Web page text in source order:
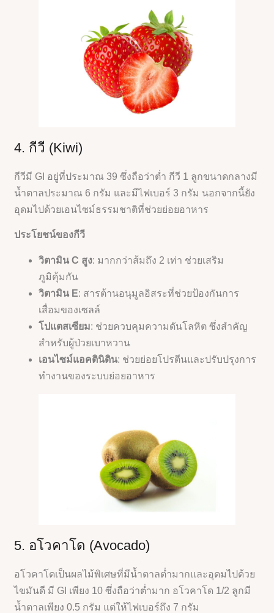
4. กีวี (Kiwi)
กีวีมี GI อยู่ที่ประมาณ 39 ซึ่งถือว่าต่ำ กีวี 1 ลูกขนาดกลางมี
น้ำตาลประมาณ 6 กรัม และมีไฟเบอร์ 3 กรัม นอกจากนี้ยัง
อุดมไปด้วยเอนไซม์ธรรมชาติที่ช่วยย่อยอาหาร
ประโยชน์ของกีวี
วิตามิน C สูง: มากกว่าส้มถึง 2 เท่า ช่วยเสริม
ภูมิคุ้มกัน
วิตามิน E: สารต้านอนุมูลอิสระที่ช่วยป้องกันการ
เสื่อมของเซลล์
โปแตสเซียม: ช่วยควบคุมความดันโลหิต ซึ่งสำคัญ
สำหรับผู้ป่วยเบาหวาน
เอนไซม์แอคตินิดิน: ช่วยย่อยโปรตีนและปรับปรุงการ
ทำงานของระบบย่อยอาหาร
5. อโวคาโด (Avocado)
อโวคาโดเป็นผลไม้พิเศษที่มีน้ำตาลต่ำมากและอุดมไปด้วย
ไขมันดี มี GI เพียง 10 ซึ่งถือว่าต่ำมาก อโวคาโด 1/2 ลูกมี
น้ำตาลเพียง 0.5 กรัม แต่ให้ไฟเบอร์ถึง 7 กรัม